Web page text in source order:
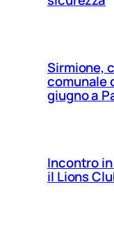
Sirmione,
comunale
giugno a
Incontro
il Lions